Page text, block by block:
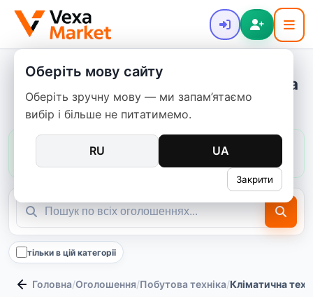
Оберіть мову сайту
Оберіть зручну мову — ми запам’ятаємо
вибір і більше не питатимемо.
RU UA
Закрити
Кліматична техніка - купити нове та
б/в
Ціни в цій категорії:
180–12 500 ₴
пропозицій
тільки в цій категорії
Головна/Оголошення/Побутова техніка/Кліматична